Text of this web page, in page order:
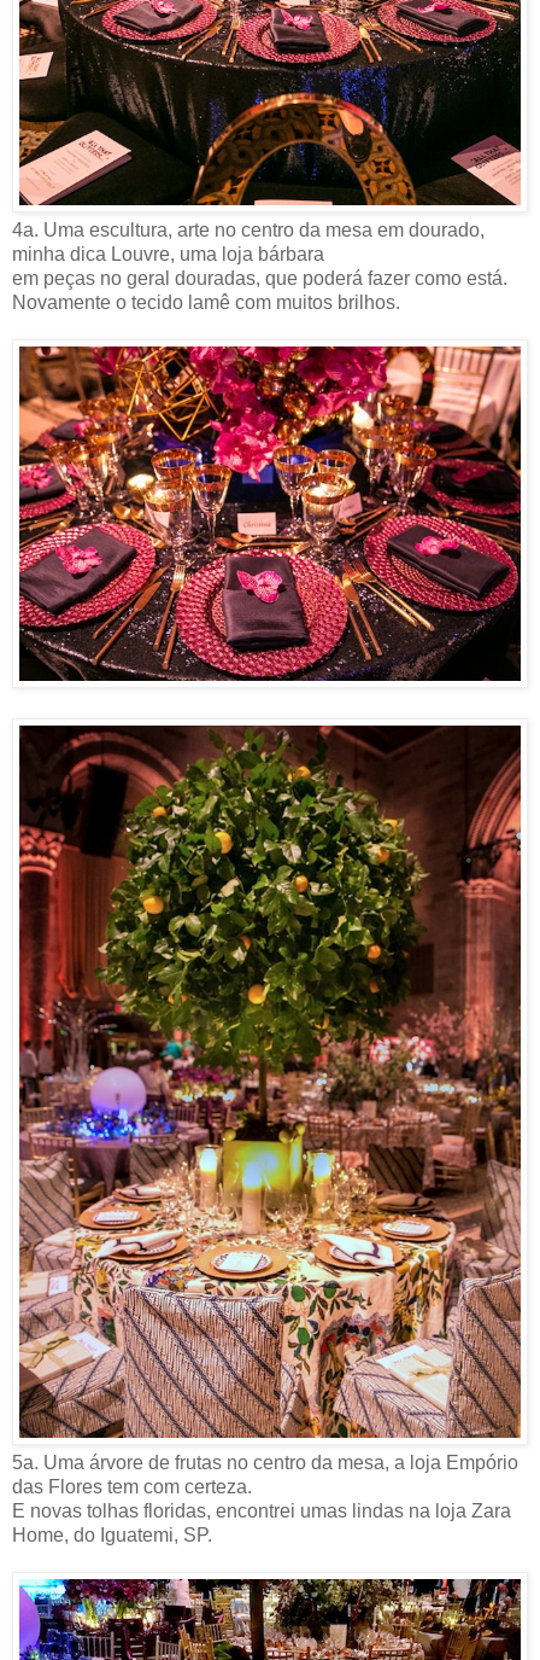
4a. Uma escultura, arte no centro da mesa em dourado,
minha dica Louvre, uma loja bárbara
em peças no geral douradas, que poderá fazer como está.
Novamente o tecido lamê com muitos brilhos.
5a. Uma árvore de frutas no centro da mesa, a loja Empório
das Flores tem com certeza.
E novas tolhas floridas, encontrei umas lindas na loja Zara
Home, do Iguatemi, SP.